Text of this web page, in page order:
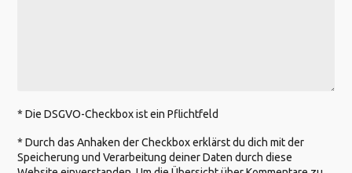
* Die DSGVO-Checkbox ist ein Pflichtfeld
* Durch das Anhaken der Checkbox erklärst du dich mit der
Speicherung und Verarbeitung deiner Daten durch diese